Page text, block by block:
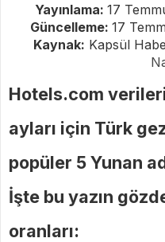
Yayınlama: 17
Güncelleme: 17
Kaynak: Kapsül
Hotels.com
ayları için Türk
popüler 5 Yunan
İşte bu yazın
oranları: